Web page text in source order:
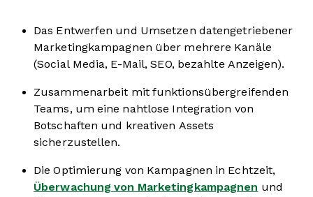
Das Entwerfen und Umsetzen datengetriebener
Marketingkampagnen über mehrere Kanäle
(Social Media, E-Mail, SEO, bezahlte Anzeigen).
Zusammenarbeit mit funktionsübergreifenden
Teams, um eine nahtlose Integration von
Botschaften und kreativen Assets
sicherzustellen.
Die Optimierung von Kampagnen in Echtzeit,
Überwachung von Marketingkampagnen und